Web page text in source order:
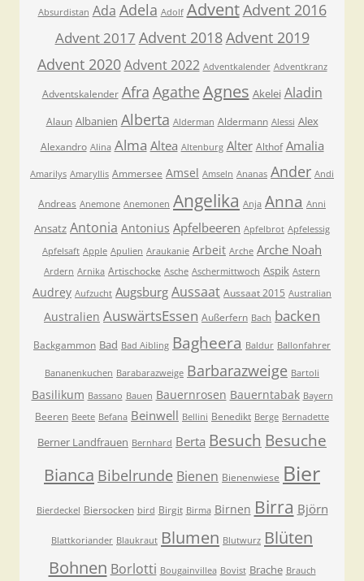
Absurdistan Ada Adela Adolf AdventAdvent 2016
Advent 2017 Advent 2018Advent 2019
Advent 2020 Advent 2022 Adventkalender Adventkranz
Adventskalender Afra Agathe Agnes Akelei Aladin
Alaun Albanien Alberta Alderman Aldermann Alessi Alex
Alexandro Alina Alma Altea Altenburg Alter Althof Amalia
Amarilys Amaryllis Ammersee Amsel Amseln Ananas Ander Andi
Andreas Anemone Anemonen Angelika Anja Anna Anni
Ansatz Antonia Antonius Apfelbeeren Apfelbrot Apfelessig
Apfelsaft Apple Apulien Araukanie Arbeit Arche Arche Noah
Ardern Arnika Artischocke Asche Aschermittwoch Aspik Astern
Audrey Aufzucht Augsburg Aussaat Aussaat 2015 Australian
Australien AuswärtsEssen Außerfern Bach backen
Backgammon Bad Bad Aibling Bagheera Baldur Ballonfahrer
Bananenkuchen Barabarazweige Barbarazweige Bartoli
Basilikum Bassano Bauen Bauernrosen Bauerntabak Bayern
Beeren Beete Befana Beinwell Bellini Benedikt Berge Bernadette
Berner Landfrauen Bernhard Berta Besuch Besuche
Bianca Bibelrunde Bienen Bienenwiese Bier
Bierdeckel Biersocken bird Birgit Birma Birnen Birra Björn
Blattkoriander Blaukraut Blumen Blutwurz Blüten
Bohnen Borlotti Bougainvillea Bovist Brache Brauch